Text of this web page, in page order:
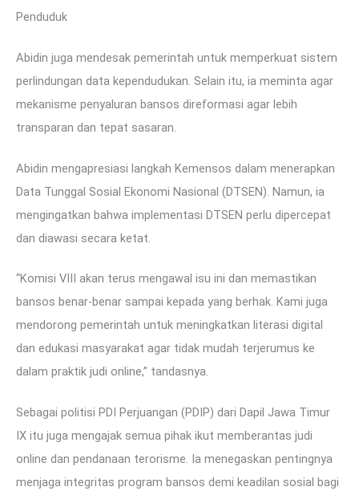
Penduduk
Abidin juga mendesak pemerintah untuk memperkuat sistem
perlindungan data kependudukan. Selain itu, ia meminta agar
mekanisme penyaluran bansos direformasi agar lebih
transparan dan tepat sasaran.
Abidin mengapresiasi langkah Kemensos dalam menerapkan
Data Tunggal Sosial Ekonomi Nasional (DTSEN). Namun, ia
mengingatkan bahwa implementasi DTSEN perlu dipercepat
dan diawasi secara ketat.
“Komisi VIII akan terus mengawal isu ini dan memastikan
bansos benar-benar sampai kepada yang berhak. Kami juga
mendorong pemerintah untuk meningkatkan literasi digital
dan edukasi masyarakat agar tidak mudah terjerumus ke
dalam praktik judi online,” tandasnya.
Sebagai politisi PDI Perjuangan (PDIP) dari Dapil Jawa Timur
IX itu juga mengajak semua pihak ikut memberantas judi
online dan pendanaan terorisme. Ia menegaskan pentingnya
menjaga integritas program bansos demi keadilan sosial bagi